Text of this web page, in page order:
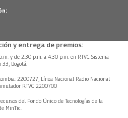
y entrega de premios:
y de 2:30 p.m. a 4:30 p.m. en RTVC Sistema
Bogotá.
2200727, Línea Nacional Radio Nacional
RTVC 2200700
del Fondo Único de Tecnologías de la
MinTic.